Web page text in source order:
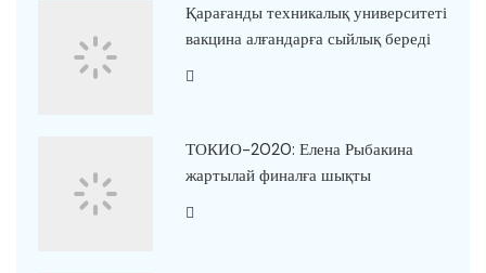
Қарағанды техникалық университеті
вакцина алғандарға сыйлық береді
ТОКИО-2020: Елена Рыбакина
жартылай финалға шықты